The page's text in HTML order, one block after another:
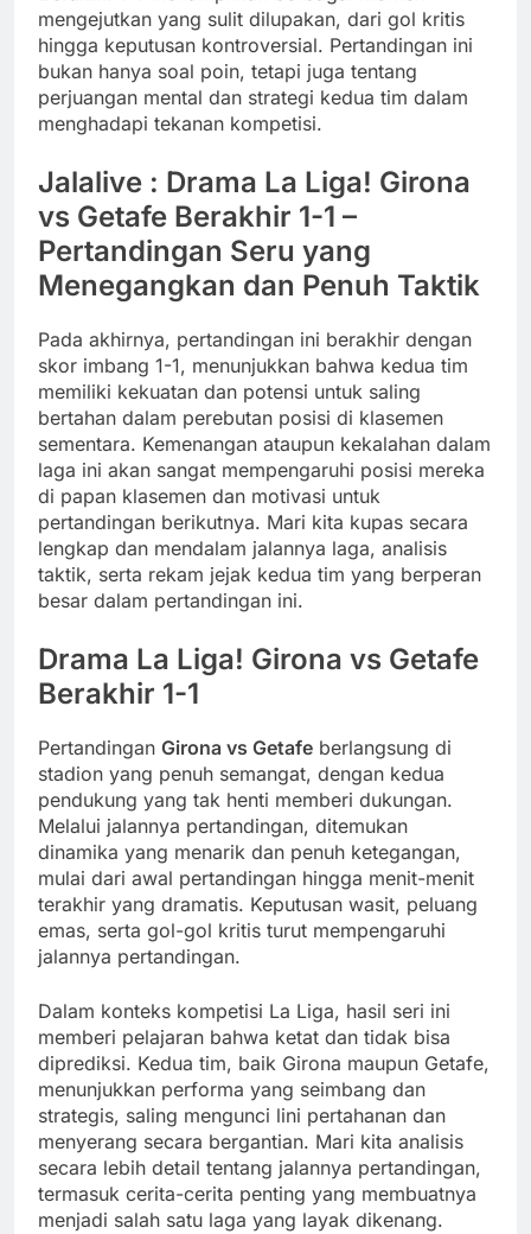
mengejutkan yang sulit dilupakan, dari gol kritis
hingga keputusan kontroversial. Pertandingan ini
bukan hanya soal poin, tetapi juga tentang
perjuangan mental dan strategi kedua tim dalam
menghadapi tekanan kompetisi.
Jalalive : Drama La Liga! Girona
vs Getafe Berakhir 1-1 –
Pertandingan Seru yang
Menegangkan dan Penuh Taktik
Pada akhirnya, pertandingan ini berakhir dengan
skor imbang 1-1, menunjukkan bahwa kedua tim
memiliki kekuatan dan potensi untuk saling
bertahan dalam perebutan posisi di klasemen
sementara. Kemenangan ataupun kekalahan dalam
laga ini akan sangat mempengaruhi posisi mereka
di papan klasemen dan motivasi untuk
pertandingan berikutnya. Mari kita kupas secara
lengkap dan mendalam jalannya laga, analisis
taktik, serta rekam jejak kedua tim yang berperan
besar dalam pertandingan ini.
Drama La Liga! Girona vs Getafe
Berakhir 1-1
Pertandingan Girona vs Getafe berlangsung di
stadion yang penuh semangat, dengan kedua
pendukung yang tak henti memberi dukungan.
Melalui jalannya pertandingan, ditemukan
dinamika yang menarik dan penuh ketegangan,
mulai dari awal pertandingan hingga menit-menit
terakhir yang dramatis. Keputusan wasit, peluang
emas, serta gol-gol kritis turut mempengaruhi
jalannya pertandingan.
Dalam konteks kompetisi La Liga, hasil seri ini
memberi pelajaran bahwa ketat dan tidak bisa
diprediksi. Kedua tim, baik Girona maupun Getafe,
menunjukkan performa yang seimbang dan
strategis, saling mengunci lini pertahanan dan
menyerang secara bergantian. Mari kita analisis
secara lebih detail tentang jalannya pertandingan,
termasuk cerita-cerita penting yang membuatnya
menjadi salah satu laga yang layak dikenang.